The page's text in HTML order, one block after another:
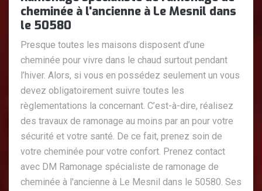
cheminée à l'ancienne à Le Mesnil dans
le 50580
Presque toutes les maisons disposent d’une
cheminée pour vivre dans le chaud surtout pendant
l’hiver. Alors, si vous en possédez seulement un vous
devez obligatoirement suivre toutes les
règlementations la concernant. C’est-à-dire, réalisez
des travaux de ramonage au moins par an pour votre
sécurité et votre santé. De ce fait, prenez soin de
votre cheminée pour votre confort. Prenez contact
avec DM Ramonage spécialiste de ramonage de
cheminée à l'ancienne à Le Mesnil dans le 50580. Ses